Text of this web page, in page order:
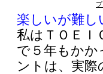
楽しいが難し
私はＴＯＥＩ
で５年もか
ントは、実